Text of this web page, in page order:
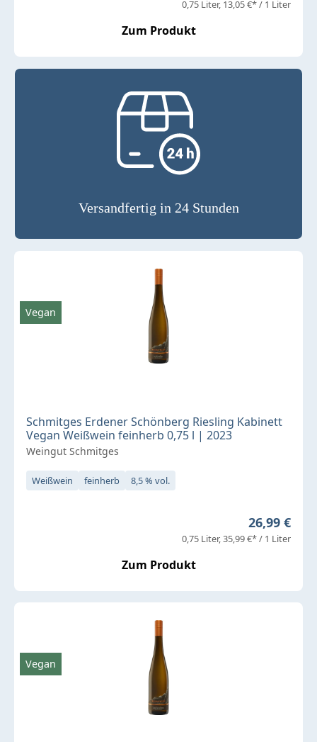
0,75 Liter 13,05 €* / 1 Liter
Zum Produkt
Versandfertig in 24 Stunden
Schmitges Erdener Schönberg Riesling Kabinett
Vegan Weißwein feinherb 0,75 l | 2023
Weingut Schmitges
Weißwein feinherb 8,5 % vol.
Regulärer
26,99 €
0,75 Liter 35,99 €* / 1 Liter
Zum Produkt
Vegan
Vegan